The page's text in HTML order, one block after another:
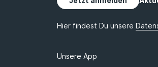
Unsere App